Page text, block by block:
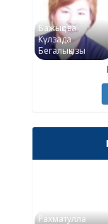
Бажықова
Күлзада
Бегалықызы
Рахматулла